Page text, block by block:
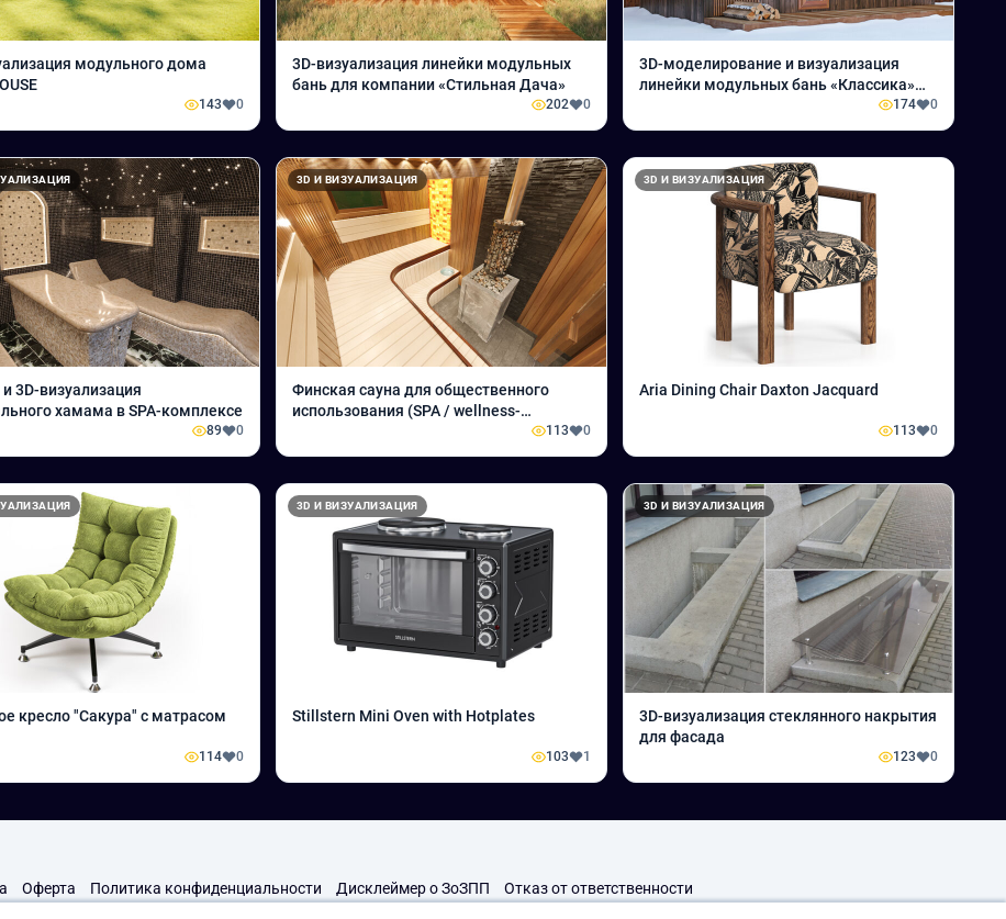
модульного дома
143 0
3D-визуализация линейки модульных
бань для компании «Стильная Дача»
202 0
3D-моделирование и визуализация
линейки модульных бань «Классика»
174 0
3D-визуализация
хамама в SPA-комплексе
89 0
3D И ВИЗУАЛИЗАЦИЯ
Финская сауна для общественного
использования (SPA / wellness-
113 0
3D И ВИЗУАЛИЗАЦИЯ
Aria Dining Chair Daxton Jacquard
113 0
кресло "Сакура" с матрасом
114 0
3D И ВИЗУАЛИЗАЦИЯ
Stillstern Mini Oven with Hotplates
103 1
3D И ВИЗУАЛИЗАЦИЯ
3D-визуализация стеклянного накрытия
для фасада
123 0
Оферта Политика конфиденциальности Дисклеймер о ЗоЗПП Отказ от ответственности